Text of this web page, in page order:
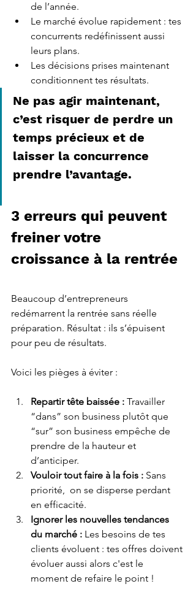
de l’année.
Le marché évolue rapidement : tes
concurrents redéfinissent aussi
leurs plans.
Les décisions prises maintenant
conditionnent tes résultats.
Ne pas agir maintenant,
c’est risquer de perdre un
temps précieux et de
laisser la concurrence
prendre l’avantage.
3 erreurs qui peuvent
freiner votre
croissance à la rentrée
Beaucoup d’entrepreneurs
redémarrent la rentrée sans réelle
préparation. Résultat : ils s’épuisent
pour peu de résultats.
Voici les pièges à éviter :
Repartir tête baissée : Travailler
“dans” son business plutôt que
“sur” son business empêche de
prendre de la hauteur et
d’anticiper.
Vouloir tout faire à la fois : Sans
priorité,  on se disperse perdant
en efficacité.
Ignorer les nouvelles tendances
du marché : Les besoins de tes
clients évoluent : tes offres doivent
évoluer aussi alors c'est le
moment de refaire le point !